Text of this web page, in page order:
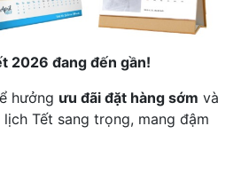
2026 đang đến gần!
hưởng ưu đãi đặt hàng sớm và
Tết sang trọng, mang đậm